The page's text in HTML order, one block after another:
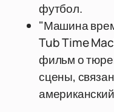
футбол.
"Машина
Tub Time
фильм о
сцены,